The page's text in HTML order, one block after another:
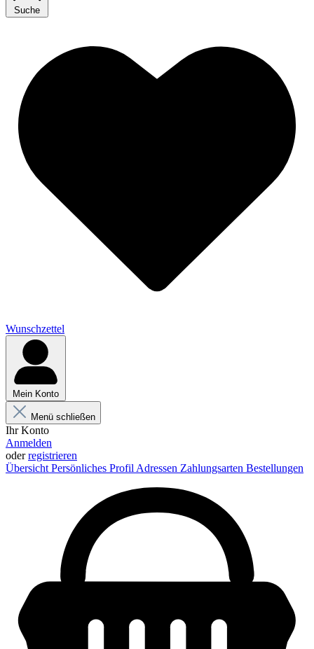
Suche
Wunschzettel
Mein Konto
Menü schließen
Ihr Konto
Anmelden
oderregistrieren
Übersicht Persönliches Profil Adressen Zahlungsarten Bestellungen